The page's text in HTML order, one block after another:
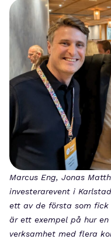
Marcus Eng, Jonas
investerarevent i
ett av de första som
är ett exempel på hur
verksamhet med flera